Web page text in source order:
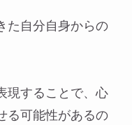
た自分自身からの
現することで、心
る可能性があるの